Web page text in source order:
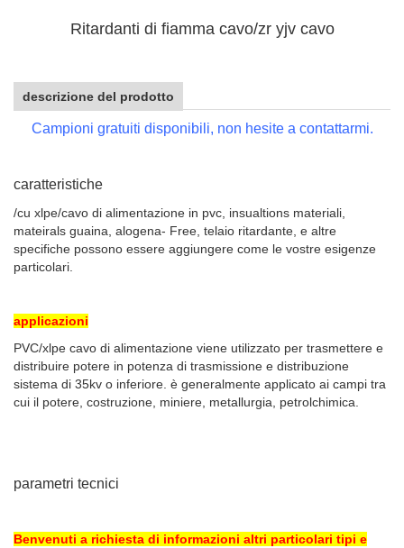
Ritardanti di fiamma cavo/zr yjv cavo
descrizione del prodotto
Campioni gratuiti disponibili, non hesite a contattarmi.
caratteristiche
/cu xlpe/cavo di alimentazione in pvc, insualtions materiali,
mateirals guaina, alogena- Free, telaio ritardante, e altre
specifiche possono essere aggiungere come le vostre esigenze
particolari.
applicazioni
PVC/xlpe cavo di alimentazione viene utilizzato per trasmettere e
distribuire potere in potenza di trasmissione e distribuzione
sistema di 35kv o inferiore. è generalmente applicato ai campi tra
cui il potere, costruzione, miniere, metallurgia, petrolchimica.
parametri tecnici
Benvenuti a richiesta di informazioni altri particolari tipi e